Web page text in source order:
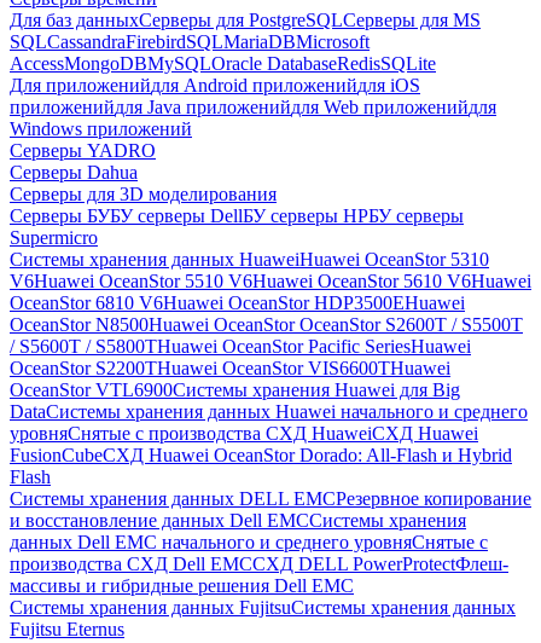
Для баз данныхСерверы для PostgreSQLСерверы для MS
SQLCassandraFirebirdSQLMariaDBMicrosoft
AccessMongoDBMySQLOracle DatabaseRedisSQLite
Для приложенийдля Android приложенийдля iOS
приложенийдля Java приложенийдля Web приложенийдля
Windows приложений
Серверы YADRO
Серверы Dahua
Серверы для 3D моделирования
Серверы БУБУ серверы DellБУ серверы HPБУ серверы
Supermicro
Системы хранения данных HuaweiHuawei OceanStor 5310
V6Huawei OceanStor 5510 V6Huawei OceanStor 5610 V6Huawei
OceanStor 6810 V6Huawei OceanStor HDP3500EHuawei
OceanStor N8500Huawei OceanStor OceanStor S2600T / S5500T
/ S5600T / S5800THuawei OceanStor Pacific SeriesHuawei
OceanStor S2200THuawei OceanStor VIS6600THuawei
OceanStor VTL6900Системы хранения Huawei для Big
DataСистемы хранения данных Huawei начального и среднего
уровняСнятые с производства СХД HuaweiСХД Huawei
FusionCubeСХД Huawei OceanStor Dorado: All-Flash и Hybrid
Flash
Системы хранения данных DELL EMCРезервное копирование
и восстановление данных Dell EMCСистемы хранения
данных Dell EMC начального и среднего уровняСнятые с
производства СХД Dell EMCСХД DELL PowerProtectФлеш-
массивы и гибридные решения Dell EMC
Системы хранения данных FujitsuСистемы хранения данных
Fujitsu Eternus